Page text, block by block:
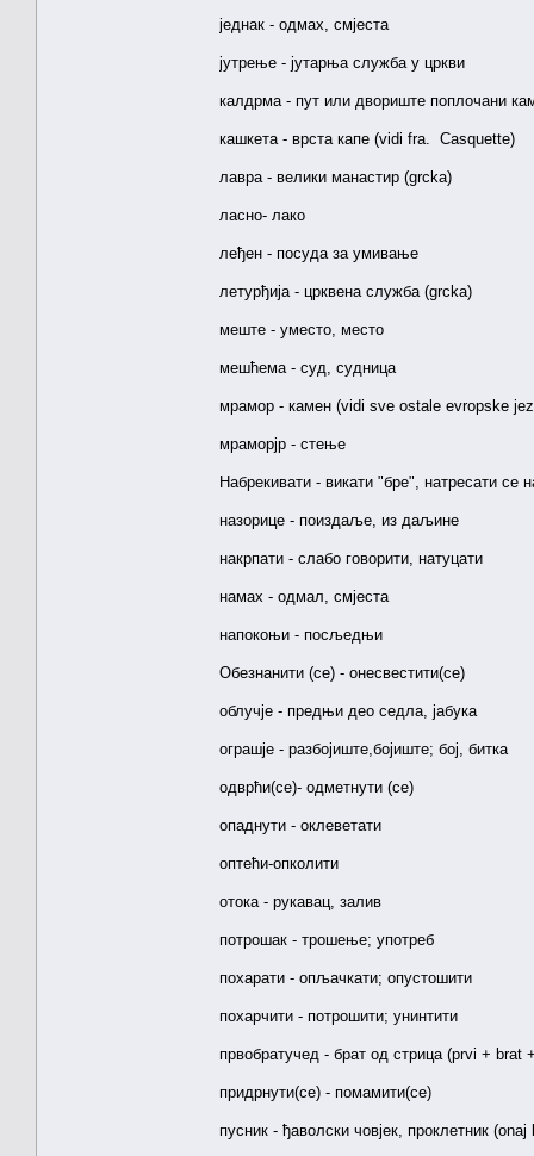
једнак - одмах, смјеста
јутрење - јутарња служба у цркви
калдрма - пут или двориште поплочани
кашкета - врста капе (vidi fra. Casquette)
лавра - велики манастир (grcka)
ласно- лако
леђен - посуда за умивање
летурђија - црквена служба (grcka)
меште - уместо, место
мешћема - суд, судница
мрамор - камен (vidi sve ostale evropske
мраморјр - стење
Набрекивати - викати "бре", натресати се
назорице - поиздаље, из даљине
накрпати - слабо говорити, натуцати
намах - одмал, смјеста
напокоњи - посљедњи
Обезнанити (cе) - онесвестити(се)
облучје - предњи део седла, јабука
ограшје - разбојиште,бојиште; бој, битка
одврћи(се)- одметнути (сe)
опаднути - оклеветати
оптећи-опколити
отока - рукавац, залив
потрошак - трошење; употреб
похарати - опљачкати; опустошити
похарчити - потрошити; унинтити
првобратучед - брат од стрица (prvi + brat
придрнути(се) - помамити(се)
пусник - ђаволски човјек, проклетник